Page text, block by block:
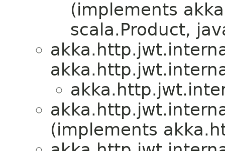
(implements
scala.Product,
(implements